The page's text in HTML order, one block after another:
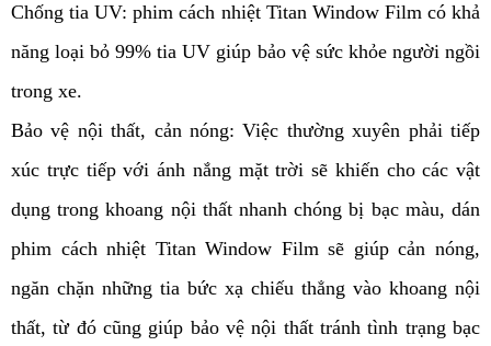
Chống tia UV: phim cách nhiệt Titan Window Film có khả
năng loại bỏ 99% tia UV giúp bảo vệ sức khỏe người ngồi
trong xe.
Bảo vệ nội thất, cản nóng: Việc thường xuyên phải tiếp
xúc trực tiếp với ánh nắng mặt trời sẽ khiến cho các vật
dụng trong khoang nội thất nhanh chóng bị bạc màu, dán
phim cách nhiệt Titan Window Film sẽ giúp cản nóng,
ngăn chặn những tia bức xạ chiếu thẳng vào khoang nội
thất, từ đó cũng giúp bảo vệ nội thất tránh tình trạng bạc